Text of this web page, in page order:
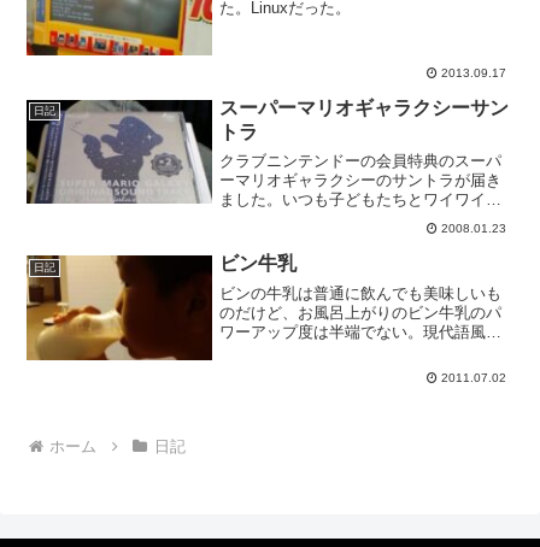
た。Linuxだった。
2013.09.17
日記
スーパーマリオギャラクシーサン
トラ
クラブニンテンドーの会員特典のスーパ
ーマリオギャラクシーのサントラが届き
ました。いつも子どもたちとワイワイ言
いながらやっているのであまりBGMの印
象はないのですが、せっかくなので楽し
みたいと思います。
2008.01.23
日記 ビン牛乳
ビンの牛乳は普通に飲んでも美味しいも
のだけど、お風呂上がりのビン牛乳のパ
ワーアップ度は半端でない。現代語風に
とまた意味が違ってくるので気を付けな
2011.07.02
ホーム 日記